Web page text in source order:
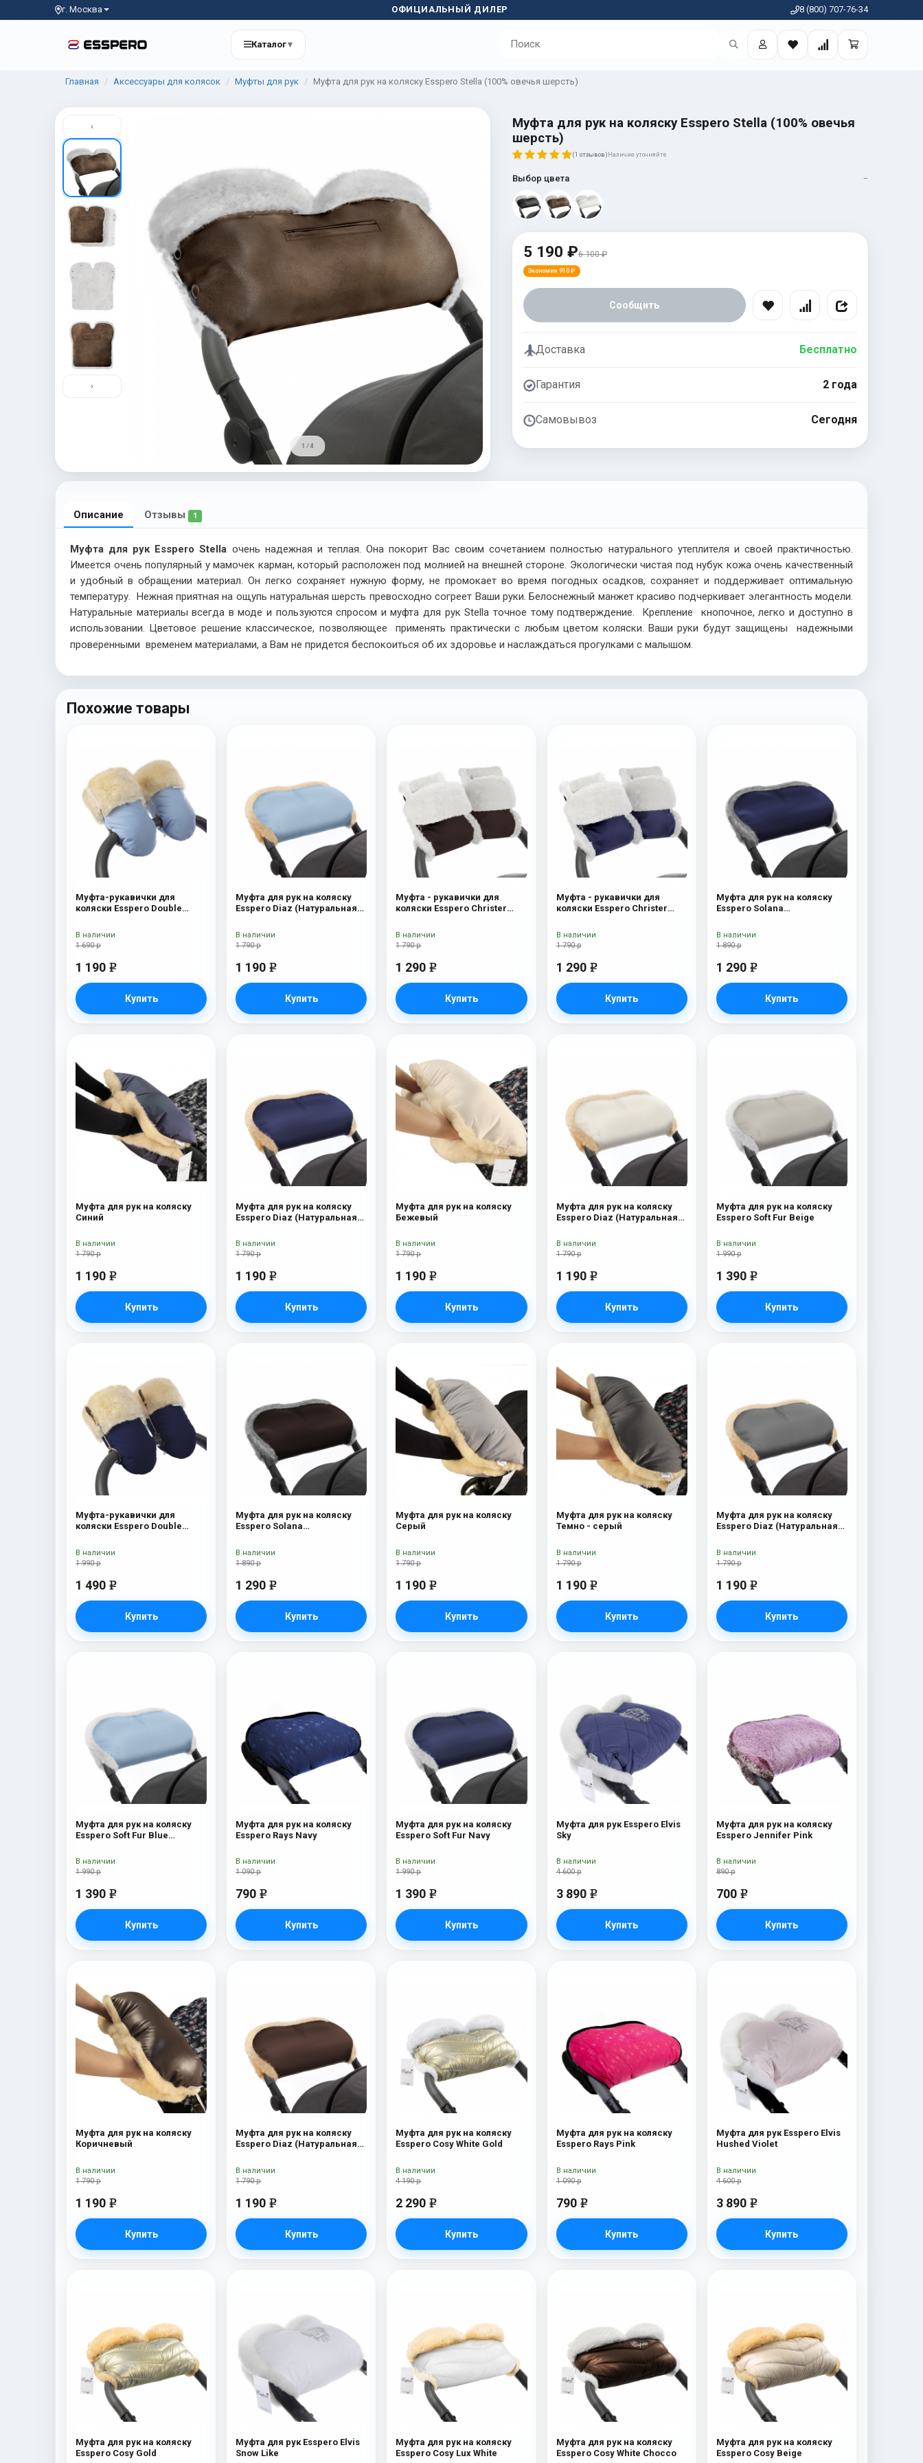
г. Москва ОФИЦИАЛЬНЫЙ ДИЛЕР 8 (800) 707-76-34
Каталог▾
Главная Аксессуары для колясок Муфты для рук Муфта для рук на коляску Esspero Stella (100% овечья шерсть)
‹
›
1 / 4
Муфта для рук на коляску Esspero Stella (100% овечья
шерсть)
(1 отзывов) Наличие уточняйте
Выбор цвета —
5 190 ₽6 100 ₽
Экономия 910 ₽
Сообщить
Доставка Бесплатно
Гарантия 2 года
Самовывоз Сегодня
Описание Отзывы 1
Муфта для рук Esspero Stella очень надежная и теплая. Она покорит Вас своим сочетанием полностью натурального утеплителя и своей практичностью.
Имеется очень популярный у мамочек карман, который расположен под молнией на внешней стороне. Экологически чистая под нубук кожа очень качественный
и удобный в обращении материал. Он легко сохраняет нужную форму, не промокает во время погодных осадков, сохраняет и поддерживает оптимальную
температуру. Нежная приятная на ощупь натуральная шерсть превосходно согреет Ваши руки. Белоснежный манжет красиво подчеркивает элегантность модели.
Натуральные материалы всегда в моде и пользуются спросом и муфта для рукStella точное тому подтверждение. Крепление кнопочное, легко и доступно в
использовании. Цветовое решение классическое, позволяющее применять практически с любым цветом коляски. Ваши руки будут защищены надежными
проверенными временем материалами, а Вам не придется беспокоиться об их здоровье и наслаждаться прогулками с малышом.
Похожие товары
Муфта-рукавички для
коляски Esspero Double
Mountain
1 690 р
1 190 e
Купить
В наличии
Муфта для рук на коляску
Esspero Diaz (Натуральная
1 790 р
1 190 e
Купить
В наличии
Муфта - рукавички для
коляски Esspero Christer
Chocolat
1 790 р
1 290 e
Купить
В наличии
Муфта - рукавички для
коляски Esspero Christer
1 790 р
1 290 e
Купить
В наличии
Муфта для рук на коляску
Esspero Solana
Ocean
1 890 р
1 290 e
Купить
В наличии
Муфта для рук на коляску
Синий
1 790 р
1 190 e
Купить
В наличии
Муфта для рук на коляску
Esspero Diaz (Натуральная
1 790 р
1 190 e
Купить
В наличии
Муфта для рук на коляску
Бежевый
1 790 р
1 190 e
Купить
В наличии
Муфта для рук на коляску
Esspero Diaz (Натуральная
1 790 р
1 190 e
Купить
В наличии
Муфта для рук на коляску
Esspero Soft Fur Beige
1 990 р
1 390 e
Купить
В наличии
Муфта-рукавички для
коляски Esspero Double
1 990 р
1 490 e
Купить
В наличии
Муфта для рук на коляску
Esspero Solana
Brown
1 890 р
1 290 e
Купить
В наличии
Муфта для рук на коляску
Серый
1 790 р
1 190 e
Купить
В наличии
Муфта для рук на коляску
Темно - серый
1 790 р
1 190 e
Купить
В наличии
Муфта для рук на коляску
Esspero Diaz (Натуральная
1 790 р
1 190 e
Купить
В наличии
Муфта для рук на коляску
Esspero Soft Fur Blue
1 990 р
1 390 e
Купить
В наличии
Муфта для рук на коляску
Esspero Rays Navy
1 090 р
790 e
Купить
В наличии
Муфта для рук на коляску
Esspero Soft Fur Navy
1 990 р
1 390 e
Купить
В наличии
Муфта для рук Esspero Elvis
Sky
4 600 р
3 890 e
Купить
В наличии
Муфта для рук на коляску
Esspero Jennifer Pink
890 р
700 e
Купить
В наличии
Муфта для рук на коляску
Коричневый
1 790 р
1 190 e
Купить
В наличии
Муфта для рук на коляску
Esspero Diaz (Натуральная
1 790 р
1 190 e
Купить
В наличии
Муфта для рук на коляску
Esspero Cosy White Gold
4 190 р
2 290 e
Купить
В наличии
Муфта для рук на коляску
Esspero Rays Pink
1 090 р
790 e
Купить
В наличии
Муфта для рук Esspero Elvis
Hushed Violet
4 600 р
3 890 e
Купить
В наличии
Муфта для рук на коляску
Esspero Cosy Gold
Муфта для рук Esspero Elvis
Snow Like
Муфта для рук на коляску
Esspero Cosy Lux White
Муфта для рук на коляску
Esspero Cosy White Chocco
Муфта для рук на коляску
Esspero Cosy Beige